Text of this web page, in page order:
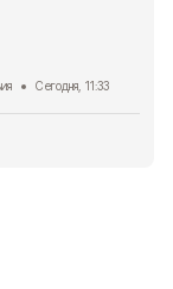
Сегодня, 11:33